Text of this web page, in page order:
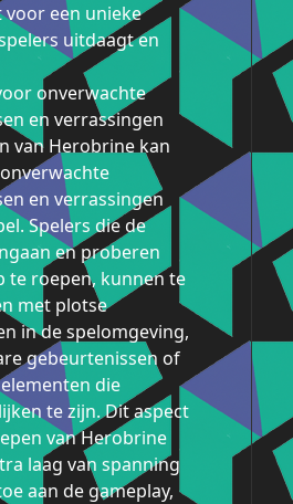
voor een unieke
uitdaagt en
onverwachte
en verrassingen
van Herobrine kan
en verrassingen
Spelers die de
en proberen
te roepen, kunnen te
met plotse
in de spelomgeving,
gebeurtenissen of
die
te zijn. Dit aspect
van Herobrine
laag van spanning
aan de gameplay,